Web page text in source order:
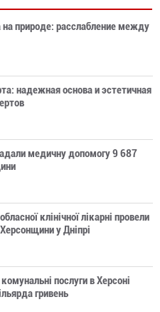
природе: расслабление между
надежная основа и эстетичная
медичну допомогу 9 687
клінічної лікарні провели
у Дніпрі
послуги в Херсоні
гривень